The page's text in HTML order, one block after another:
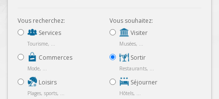
Vous recherchez:
Services
Tourisme, ...
Commerces
Mode, ...
Loisirs
Plages, sports, ...
Vous souhaitez:
Visiter
Musées, ...
Sortir
Restaurants, ...
Séjourner
Hôtels, ...